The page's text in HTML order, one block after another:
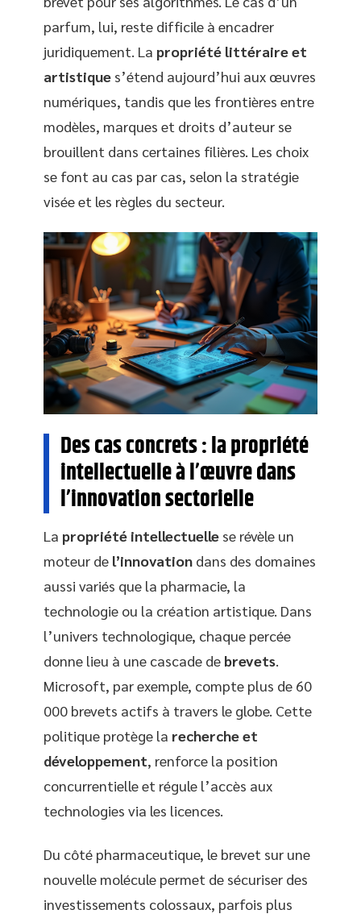
parfum, lui, reste difficile à encadrer
juridiquement. La propriété littéraire et
artistique s’étend aujourd’hui aux œuvres
numériques, tandis que les frontières entre
modèles, marques et droits d’auteur se
brouillent dans certaines filières. Les choix
se font au cas par cas, selon la stratégie
visée et les règles du secteur.
Des cas concrets : la propriété
intellectuelle à l’œuvre dans
l’innovation sectorielle
La propriété intellectuelle se révèle un
moteur de l’innovation dans des domaines
aussi variés que la pharmacie, la
technologie ou la création artistique. Dans
l’univers technologique, chaque percée
donne lieu à une cascade de brevets.
Microsoft, par exemple, compte plus de 60
000 brevets actifs à travers le globe. Cette
politique protège la recherche et
développement, renforce la position
concurrentielle et régule l’accès aux
technologies via les licences.
Du côté pharmaceutique, le brevet sur une
nouvelle molécule permet de sécuriser des
investissements colossaux, parfois plus